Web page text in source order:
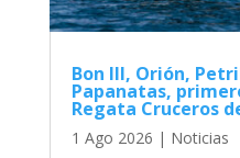
Bon III, Orión,
Papanatas,
Regata Cruceros
1 Ago 2026 | Noticias